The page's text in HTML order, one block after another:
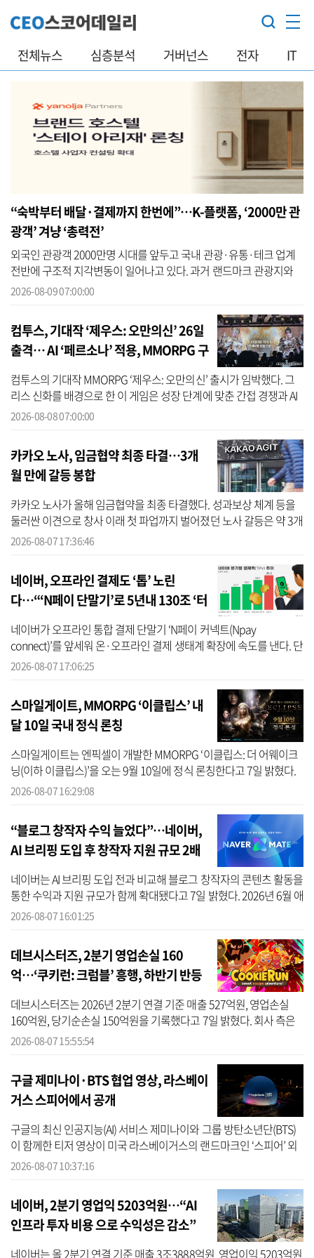
전체뉴스 심층분석 거버넌스 전자 IT
“숙박부터 배달·결제까지 한번에”…K-플랫폼, ‘2000만 관
광객’ 겨냥 ‘총력전’
외국인 관광객 2000만명 시대를 앞두고 국내 관광·유통·테크 업계
전반에 구조적 지각변동이 일어나고 있다. 과거 랜드마크 관광지와
면세점 쇼핑 중심이던 인바운드(외국인의 국내 여행) 시장이 ‘로컬라
2026-08-09 07:00:00
컴투스, 기대작 ‘제우스: 오만의신’ 26일
출격… AI ‘페르소나’ 적용, MMORPG 구
현
컴투스의 기대작 MMORPG ‘제우스: 오만의신’ 출시가 임박했다. 그
리스 신화를 배경으로 한 이 게임은 성장 단계에 맞춘 간접 경쟁과 AI
기반 ‘페르소나’ 시스템을 앞세워 기존 MMORPG의 경쟁 피로도를 낮
2026-08-08 07:00:00
카카오 노사, 임금협약 최종 타결…3개
월 만에 갈등 봉합
카카오 노사가 올해 임금협약을 최종 타결했다. 성과보상 체계 등을
둘러싼 이견으로 창사 이래 첫 파업까지 벌어졌던 노사 갈등은 약 3개
월 만에 봉합 수순을 밟게 됐다. 카카오는 7일 노동조합 조합원 찬반
2026-08-07 17:36:46
네이버, 오프라인 결제도 ‘톱’ 노린
다…“‘N페이 단말기’로 5년내 130조 ‘터
치’”
네이버가 오프라인 통합 결제 단말기 ‘N페이 커넥트(Npay
connect)’를 앞세워 온·오프라인 결제 생태계 확장에 속도를 낸다. 단
순히 결제액을 늘리는 데 그치지 않고 매장 방문과 주문, 결제 데이터
2026-08-07 17:06:25
스마일게이트, MMORPG ‘이클립스’ 내
달 10일 국내 정식 론칭
스마일게이트는 엔픽셀이 개발한 MMORPG ‘이클립스: 더 어웨이크
닝(이하 이클립스)’을 오는 9월 10일에 정식 론칭한다고 7일 밝혔다.
이클립스는 신의 축복 아래 번영한 세계 '에데리온'과 그 이면의 세계
2026-08-07 16:29:08
“블로그 창작자 수익 늘었다”…네이버,
AI 브리핑 도입 후 창작자 지원 규모 2배
↑
네이버는 AI 브리핑 도입 전과 비교해 블로그 창작자의 콘텐츠 활동을
통한 수익과 지원 규모가 함께 확대됐다고 7일 밝혔다. 2026년 6월 애
드포스트 지급액과 브랜드 커넥트를 통한 창작자 수익, 네이버 메이...
2026-08-07 16:01:25
데브시스터즈, 2분기 영업손실 160
억…‘쿠키런: 크럼블’ 흥행, 하반기 반등
노린다
데브시스터즈는 2026년 2분기 연결 기준 매출 527억원, 영업손실
160억원, 당기순손실 150억원을 기록했다고 7일 밝혔다. 회사 측은
라이브 게임들의 재정비 과정에서 단기적인 매출 감소가 발생했지만,
2026-08-07 15:55:54
구글 제미나이·BTS 협업 영상, 라스베이
거스 스피어에서 공개
구글의 최신 인공지능(AI) 서비스 제미나이와 그룹 방탄소년단(BTS)
이 함께한 티저 영상이 미국 라스베이거스의 랜드마크인 ‘스피어’ 외
벽을 통해 공개됐다. 7일 구글에 따르면 해당 영상은 현지시간 기준
2026-08-07 10:37:16
네이버, 2분기 영업익 5203억원…“AI
인프라 투자 비용 으로 수익성은 감소”
네이버는 올 2분기 연결 기준 매출 3조3888억원, 영업이익 5203억원